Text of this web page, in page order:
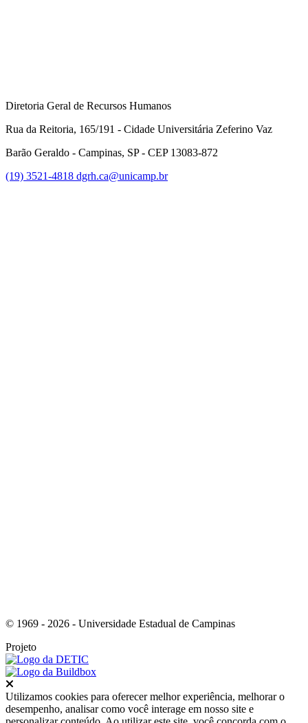
Diretoria Geral de Recursos Humanos
Rua da Reitoria, 165/191 - Cidade Universitária Zeferino Vaz
Barão Geraldo - Campinas, SP - CEP 13083-872
(19) 3521-4818 dgrh.ca@unicamp.br
© 1969 - 2026 - Universidade Estadual de Campinas
Projeto
Utilizamos cookies para oferecer melhor experiência, melhorar o
desempenho, analisar como você interage em nosso site e